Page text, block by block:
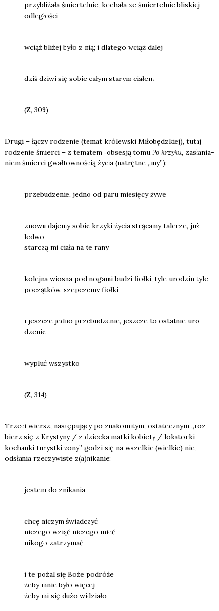
przy­bli­ża­ła śmier­tel­nie, kocha­ła ze śmier­tel­nie bli­skiej
odle­gło­ści
wciąż bli­żej było z nią; i dla­te­go wciąż dalej
dziś dzi­wi się sobie całym sta­rym cia­łem
(Z, 309)
Dru­gi – łączy rodze­nie (temat kró­lew­ski Miło­będz­kiej), tutaj
rodze­nie śmier­ci – z tema­tem ‑obse­sją tomu Po krzy­ku, zasła­nia­
niem śmier­ci gwał­tow­no­ścią życia (natręt­ne „my”):
prze­bu­dze­nie, jed­no od paru mie­się­cy żywe
zno­wu daje­my sobie krzy­ki życia strą­ca­my tale­rze, już
led­wo
star­czą mi cia­ła na te rany
kolej­na wio­sna pod noga­mi budzi fioł­ki, tyle uro­dzin tyle
począt­ków, szep­cze­my fioł­ki
i jesz­cze jed­no prze­bu­dze­nie, jesz­cze to ostat­nie uro­
dze­nie
wypluć wszyst­ko
(Z, 314)
Trze­ci wiersz, nastę­pu­ją­cy po zna­ko­mi­tym, osta­tecz­nym „roz­
bierz się z Kry­sty­ny / z dziec­ka mat­ki kobie­ty / loka­tor­ki
kochan­ki turyst­ki żony” godzi się na wszel­kie (wiel­kie) nic,
odsła­nia rze­czy­wi­ste z(a)nikanie:
jestem do zni­ka­nia
chcę niczym świad­czyć
nicze­go wziąć nicze­go mieć
niko­go zatrzy­mać
i te pożal się Boże podró­że
żeby mnie było wię­cej
żeby mi się dużo widzia­ło